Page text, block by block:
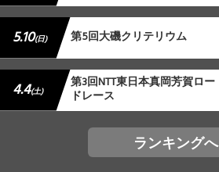
5.10(日) 第5回大磯クリテリウム
4.4(土) 第3回NTT東日本真岡芳賀ロー
ドレース
ランキングへ